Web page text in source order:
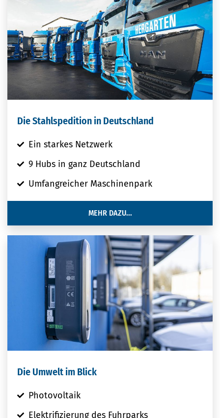
Die Stahlspedition in Deutschland
Ein starkes Netzwerk
9 Hubs in ganz Deutschland
Umfangreicher Maschinenpark
MEHR DAZU...
Die Umwelt im Blick
Photovoltaik
Elektrifizierung des Fuhrparks